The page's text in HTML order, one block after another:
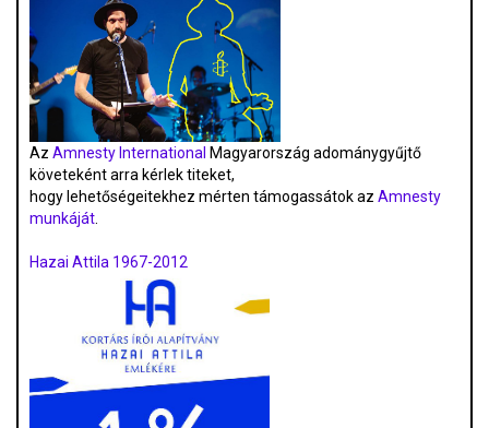
Az Amnesty International Magyarország adománygyűjtő
követeként arra kérlek titeket,
hogy lehetőségeitekhez mérten támogassátok az Amnesty
munkáját.
Hazai Attila 1967-2012